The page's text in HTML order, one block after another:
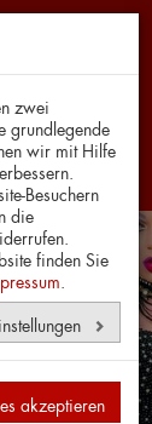
zwei
grundlegende
wir mit Hilfe
Besuchern
die
finden Sie
akzeptieren